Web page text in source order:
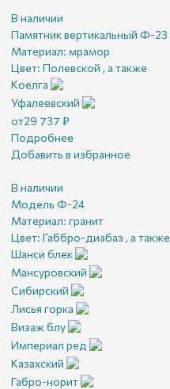
В наличии
Памятник вертикальный Ф-23
Материал: мрамор
Цвет: Полевской , а также
Коелга
Уфалеевский
от29 737 ₽
Подробнее
Добавить в избранное
В наличии
Модель Ф-24
Материал: гранит
Цвет: Габбро-диабаз , а также
Шанси блек
Мансуровский
Сибирский
Лисья горка
Визаж блу
Империал ред
Казахский
Габро-норит